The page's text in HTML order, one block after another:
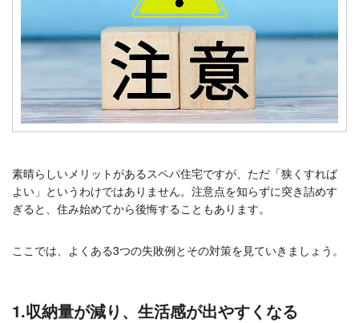
素晴らしいメリットがあるスペパ住宅ですが、ただ「狭くすれば
よい」というわけではありません。注意点を知らずに突き詰めす
ぎると、住み始めてから後悔することもあります。
ここでは、よくある3つの失敗例とその対策を見ていきましょう。
1.収納量が減り、生活感が出やすくなる